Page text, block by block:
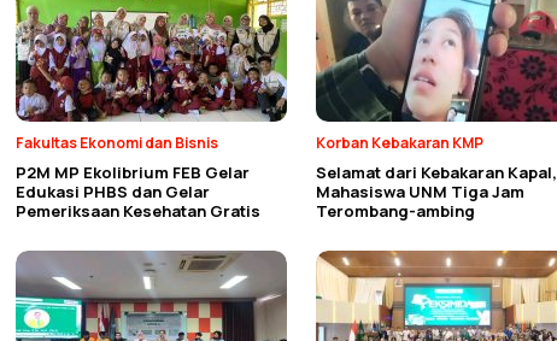
Fakultas Ekonomi dan Bisnis
P2M MP Ekolibrium FEB Gelar
Edukasi PHBS dan Gelar
Pemeriksaan Kesehatan Gratis
Korban Kebakaran KMP
Selamat dari Kebakaran Kapal,
Mahasiswa UNM Tiga Jam
Terombang-ambing